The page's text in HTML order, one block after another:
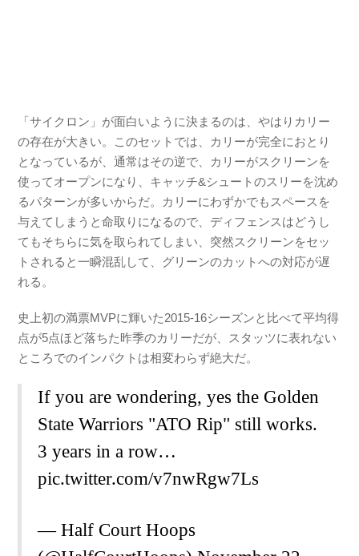
「サイクロン」が面白いように決まるのは、やはりカリー
の存在が大きい。このセットでは、カリーが完全におとり
となっているが、通常はその逆で、カリーがスクリーンを
使ってオープンになり、キャッチ&シュートのスリーを沈め
るパターンが多いからだ。カリーにわずかでもスペースを
与えてしまうと命取りになるので、ディフェンスはどうし
てもそちらに気を取られてしまい、突然スクリーンをセッ
トされると一瞬混乱して、グリーンのカットへの対応が遅
れる。
史上初の満票MVPに輝いた2015-16シーズンと比べて平均得
点が5点ほど落ちた昨季のカリーだが、スタッツに表れない
ところでのインパクトは相変わらず絶大だ。
If you are wondering, yes the Golden
State Warriors "ATO Rip" still works.
3 years in a row…
pic.twitter.com/v7nwRgw7Ls
— Half Court Hoops